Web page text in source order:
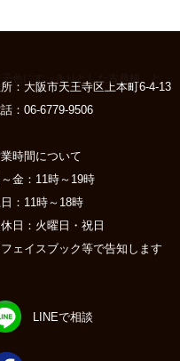
色にすっきりとした古典柄 と
：大阪市天王寺区上本町6-4-13
：06-6779-9506
時間について
～金：11時～19時
：11時～18時
日：火曜日・祝日
ェイスブック等で告知します
LINEで相談